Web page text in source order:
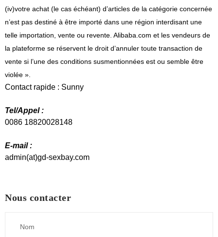
(iv)votre achat (le cas échéant) d’articles de la catégorie concernée
n’est pas destiné à être importé dans une région interdisant une
telle importation, vente ou revente. Alibaba.com et les vendeurs de
la plateforme se réservent le droit d’annuler toute transaction de
vente si l’une des conditions susmentionnées est ou semble être
violée ».
Contact rapide : Sunny
Tel/Appel :
0086 18820028148
E-mail :
admin(at)gd-sexbay.com
Nous contacter